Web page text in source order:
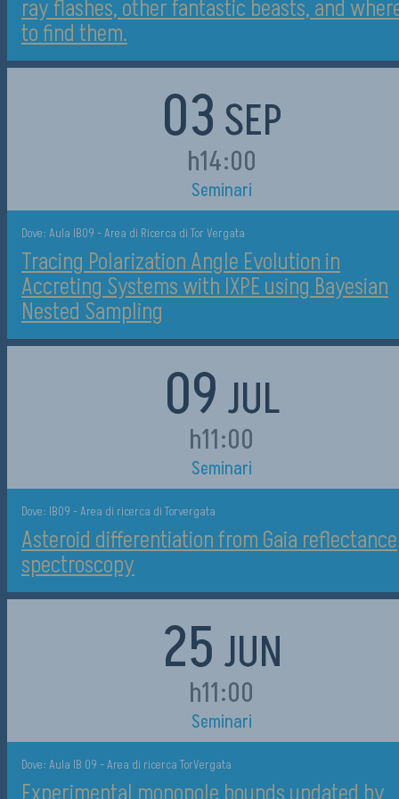
ray flashes, other fantastic beasts, and
to find them.
03 SEP
h14:00
Seminari
Dove: Aula IB09 - Area di Ricerca di Tor Vergata
Tracing Polarization Angle Evolution in
Accreting Systems with IXPE using Bayesian
Nested Sampling
09 JUL
h11:00
Seminari
Dove: IB09 - Area di ricerca di Torvergata
Asteroid differentiation from Gaia reflectance
spectroscopy
25 JUN
h11:00
Seminari
Dove: Aula IB 09 - Area di ricerca TorVergata